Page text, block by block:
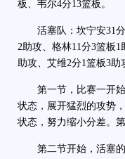
板、韦尔4分13篮板。
活塞队：坎宁安31分8
2助攻、格林11分3篮板
助攻、艾维2分1篮板3助
第一节，比赛一开始
状态，展开猛烈的攻势
状态，努力缩小分差。
第二节开始，活塞的